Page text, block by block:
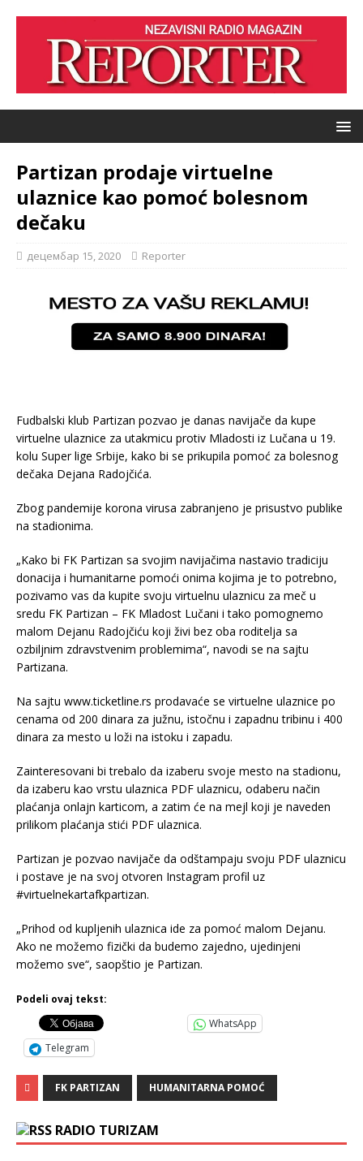
Partizan prodaje virtuelne
ulaznice kao pomoć bolesnom
dečaku
децембар 15, 2020 Reporter
Fudbalski klub Partizan pozvao je danas navijače da kupe
virtuelne ulaznice za utakmicu protiv Mladosti iz Lučana u 19.
kolu Super lige Srbije, kako bi se prikupila pomoć za bolesnog
dečaka Dejana Radojčića.
Zbog pandemije korona virusa zabranjeno je prisustvo publike
na stadionima.
„Kako bi FK Partizan sa svojim navijačima nastavio tradiciju
donacija i humanitarne pomoći onima kojima je to potrebno,
pozivamo vas da kupite svoju virtuelnu ulaznicu za meč u
sredu FK Partizan – FK Mladost Lučani i tako pomognemo
malom Dejanu Radojčiću koji živi bez oba roditelja sa
ozbiljnim zdravstvenim problemima“, navodi se na sajtu
Partizana.
Na sajtu www.ticketline.rs prodavaće se virtuelne ulaznice po
cenama od 200 dinara za južnu, istočnu i zapadnu tribinu i 400
dinara za mesto u loži na istoku i zapadu.
Zainteresovani bi trebalo da izaberu svoje mesto na stadionu,
da izaberu kao vrstu ulaznica PDF ulaznicu, odaberu način
plaćanja onlajn karticom, a zatim će na mejl koji je naveden
prilikom plaćanja stići PDF ulaznica.
Partizan je pozvao navijače da odštampaju svoju PDF ulaznicu
i postave je na svoj otvoren Instagram profil uz
#virtuelnekartafkpartizan.
„Prihod od kupljenih ulaznica ide za pomoć malom Dejanu.
Ako ne možemo fizički da budemo zajedno, ujedinjeni
možemo sve“, saopštio je Partizan.
Podeli ovaj tekst:
WhatsApp
Telegram
FK PARTIZAN HUMANITARNA POMOĆ
RADIO TURIZAM